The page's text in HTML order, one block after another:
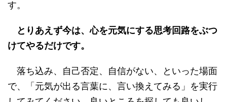
す。
とりあえず今は、心を元気にする思考回路をぶつ
けてやるだけです。
落ち込み、自己否定、自信がない、といった場面
で、「元気が出る言葉に、言い換えてみる」を実行